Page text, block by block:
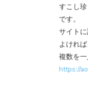
すこし
です。
サイト
よければ
複数を
https://